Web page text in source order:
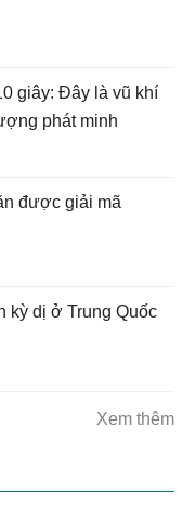
giây: Đây là vũ khí
phát minh
được giải mã
kỳ dị ở Trung Quốc
Xem thêm